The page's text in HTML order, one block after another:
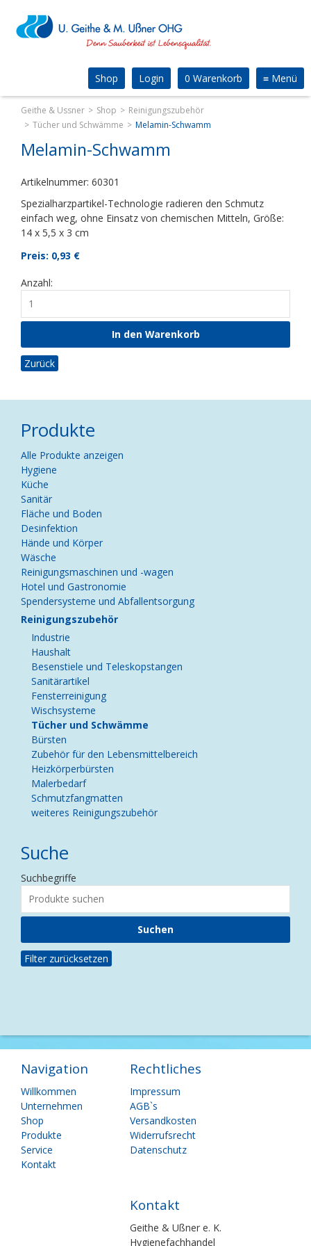
≡ Menü
0 Warenkorb
Login
Shop
Geithe & Ussner Shop
Reinigungszubehör
Tücher und Schwämme
Melamin-Schwamm
Melamin-Schwamm
Artikelnummer: 60301
Spezialharzpartikel-Technologie radieren den Schmutz
einfach weg, ohne Einsatz von chemischen Mitteln, Größe:
14 x 5,5 x 3 cm
Preis: 0,93 €
Anzahl:
Zurück
Produkte
Navigation
überspringen
Alle Produkte anzeigen
Hygiene
Küche
Sanitär
Fläche und Boden
Desinfektion
Hände und Körper
Wäsche
Reinigungsmaschinen und -wagen
Hotel und Gastronomie
Spendersysteme und Abfallentsorgung
Reinigungszubehör
Industrie
Haushalt
Besenstiele und Teleskopstangen
Sanitärartikel
Fensterreinigung
Wischsysteme
Tücher und Schwämme
Bürsten
Zubehör für den Lebensmittelbereich
Heizkörperbürsten
Malerbedarf
Schmutzfangmatten
weiteres Reinigungszubehör
Suche
Suchbegriffe
Filter zurücksetzen
Navigation
Navigation
überspringen
Willkommen
Unternehmen
Shop
Produkte
Service
Kontakt
Rechtliches
Navigation
überspringen
Impressum
AGB`s
Versandkosten
Widerrufsrecht
Datenschutz
Kontakt
Geithe & Ußner e. K.
Hygienefachhandel